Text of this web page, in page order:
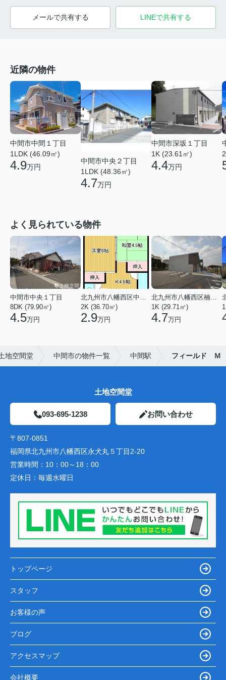
メールで共有する LINEで共有する
近隣の物件
中間市中間１丁目
1LDK (46.09㎡)
4.9万円
中間市中央２丁目
1LDK (48.36㎡)
4.7万円
中間市深坂１丁目
1K (23.61㎡)
4.4万円
よく見られている物件
中間市中央１丁目
8DK (79.90㎡)
4.5万円
北九州市八幡西区中の原３丁目
2K (36.70㎡)
2.9万円
北九州市八幡西区楠橋下方２丁目
1K (29.71㎡)
4.7万円
地空間堂 中間市の物件一覧 中間駅 フィールド Ｍ
土地空間堂
093-695-1238 お問い合わせ
〒807-0851
福岡県北九州市八幡西区永犬丸５丁目2-20
営業時間： 10：00～18：00
定休日： 毎週水曜日
トップページ
スタッフ
お客様の声
ブログ
アクセスマップ
会社概要